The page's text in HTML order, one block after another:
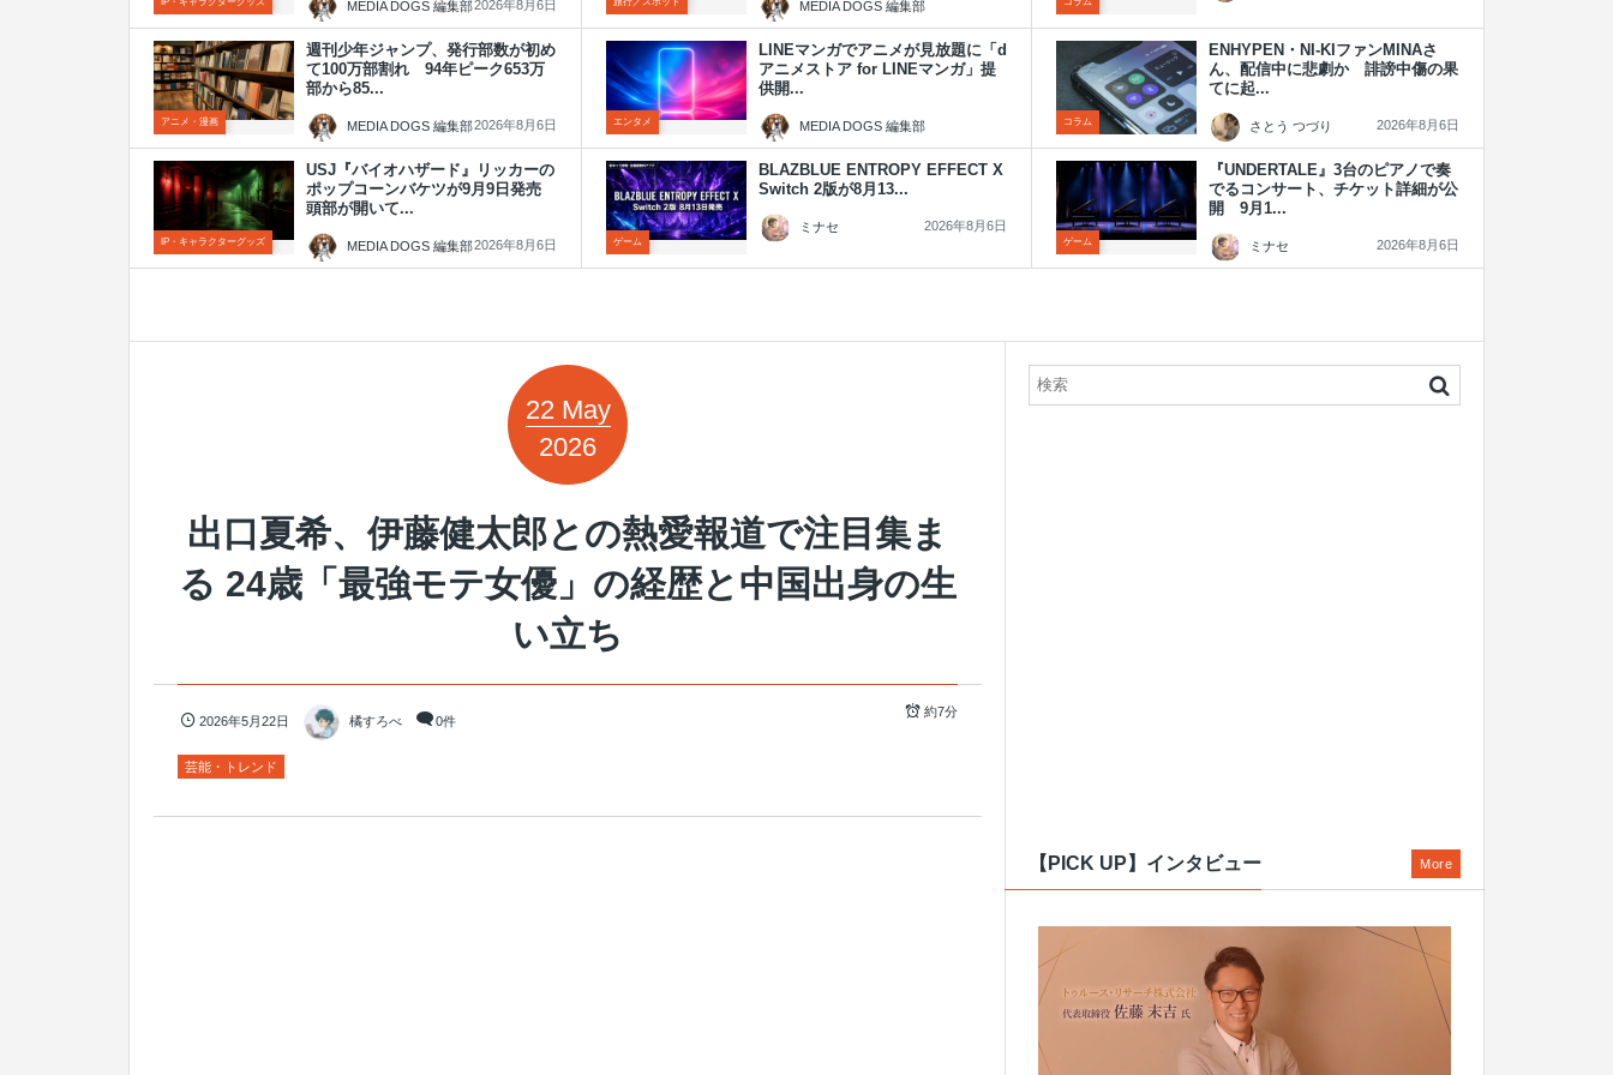
MEDIA DOGS 編集部2026年8月6日 MEDIA DOGS 編集部
アニメ・漫画
週刊少年ジャンプ、発行部数が初め
て100万部割れ 94年ピーク653万
部から85...
MEDIA DOGS 編集部2026年8月6日 エンタメ
LINEマンガでアニメが見放題に「d
アニメストア for LINEマンガ」提
供開...
MEDIA DOGS 編集部 コラム
ENHYPEN・NI-KIファンMINAさ
ん、配信中に悲劇か 誹謗中傷の果
てに起...
さとう つづり 2026年8月6日
IP・キャラクターグッズ
USJ『バイオハザード』リッカーの
ポップコーンバケツが9月9日発売
頭部が開いて...
MEDIA DOGS 編集部2026年8月6日 ゲーム
BLAZBLUE ENTROPY EFFECT X
Switch 2版が8月13...
ミナセ 2026年8月6日
ゲーム
『UNDERTALE』3台のピアノで奏
でるコンサート、チケット詳細が公
開 9月1...
ミナセ 2026年8月6日
22 May
2026
出口夏希、伊藤健太郎との熱愛報道で注目集ま
る 24歳「最強モテ女優」の経歴と中国出身の生
い立ち
2026年5月22日 橘すろべ 0件
約7分
芸能・トレンド
【PICK UP】インタビュー More